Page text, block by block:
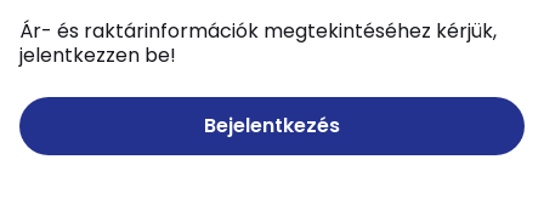
Ár- és raktárinformációk megtekintéséhez kérjük,
jelentkezzen be!
Bejelentkezés